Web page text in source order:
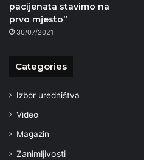
pacijenata stavimo na
prvo mjesto”
30/07/2021
Categories
Izbor uredništva
Video
Magazin
Zanimljivosti